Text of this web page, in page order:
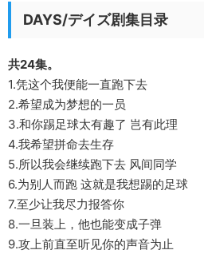
DAYS/デイズ剧集目录
共24集。
1.凭这个我便能一直跑下去
2.希望成为梦想的一员
3.和你踢足球太有趣了 岂有此理
4.我希望拼命去生存
5.所以我会继续跑下去 风间同学
6.为别人而跑 这就是我想踢的足球
7.至少让我尽力报答你
8.一旦装上，他也能变成子弹
9.攻上前直至听见你的声音为止